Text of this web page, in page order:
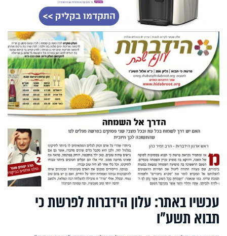
עכשיו באתר: עלון הידברות לפרשת כי
תבוא תשע"ו